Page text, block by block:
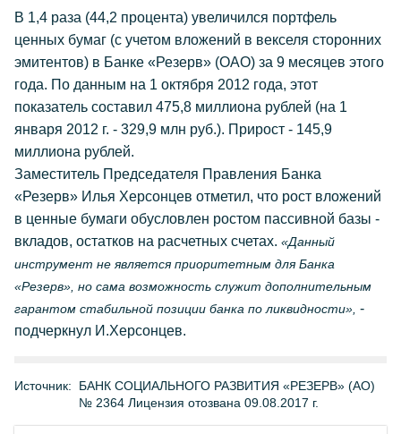
В 1,4 раза (44,2 процента) увеличился портфель
ценных бумаг (с учетом вложений в векселя сторонних
эмитентов) в Банке «Резерв» (ОАО) за 9 месяцев этого
года. По данным на 1 октября 2012 года, этот
показатель составил 475,8 миллиона рублей (на 1
января 2012 г. - 329,9 млн руб.). Прирост - 145,9
миллиона рублей.
Заместитель Председателя Правления Банка
«Резерв» Илья Херсонцев отметил, что рост вложений
в ценные бумаги обусловлен ростом пассивной базы -
вкладов, остатков на расчетных счетах. «Данный
инструмент не является приоритетным для Банка
«Резерв», но сама возможность служит дополнительным
гарантом стабильной позиции банка по ликвидности», -
подчеркнул И.Херсонцев.
Источник:
БАНК СОЦИАЛЬНОГО РАЗВИТИЯ «РЕЗЕРВ» (АО)
№ 2364 Лицензия отозвана 09.08.2017 г.